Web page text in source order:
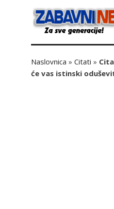
Naslovnica » Citati »
će vas istinski